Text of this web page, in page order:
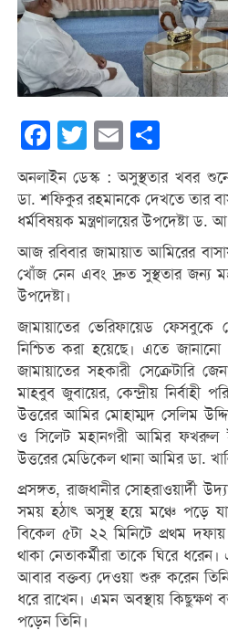
Facebook
Twitter Email
অনলাইন ডেস্ক : অসুস্থতার খবর
ডা. শফিকুর রহমানকে দেখতে তার
ধর্মবিষয়ক মন্ত্রণালয়ের উপদেষ্টা
আজ রবিবার জামায়াত আমিরের
খোঁজ নেন এবং দ্রুত সুস্থতার জন্য
উপদেষ্টা।
জামায়াতের ভেরিফায়েড
নিশ্চিত করা হয়েছে। এতে
জামায়াতের সহকারী সেক্রেটারি
মাহবুব জুবায়ের, কেন্দ্রীয় নির্বাহী
উত্তরের আমির মোহাম্মদ সেলিম
ও সিলেট মহানগরী আমির ফখরুল
উত্তরের মেডিকেল থানা আমির ডা.
প্রসঙ্গত, রাজধানীর সোহরাওয়ার্দী
সময় হঠাৎ অসুস্থ হয়ে মঞ্চে পড়ে
বিকেল ৫টা ২২ মিনিটে প্রথম
থাকা নেতাকর্মীরা তাকে ঘিরে
আবার বক্তব্য দেওয়া শুরু করেন
ধরে রাখেন। এমন অবস্থায় কিছুক্ষণ
পড়েন তিনি।